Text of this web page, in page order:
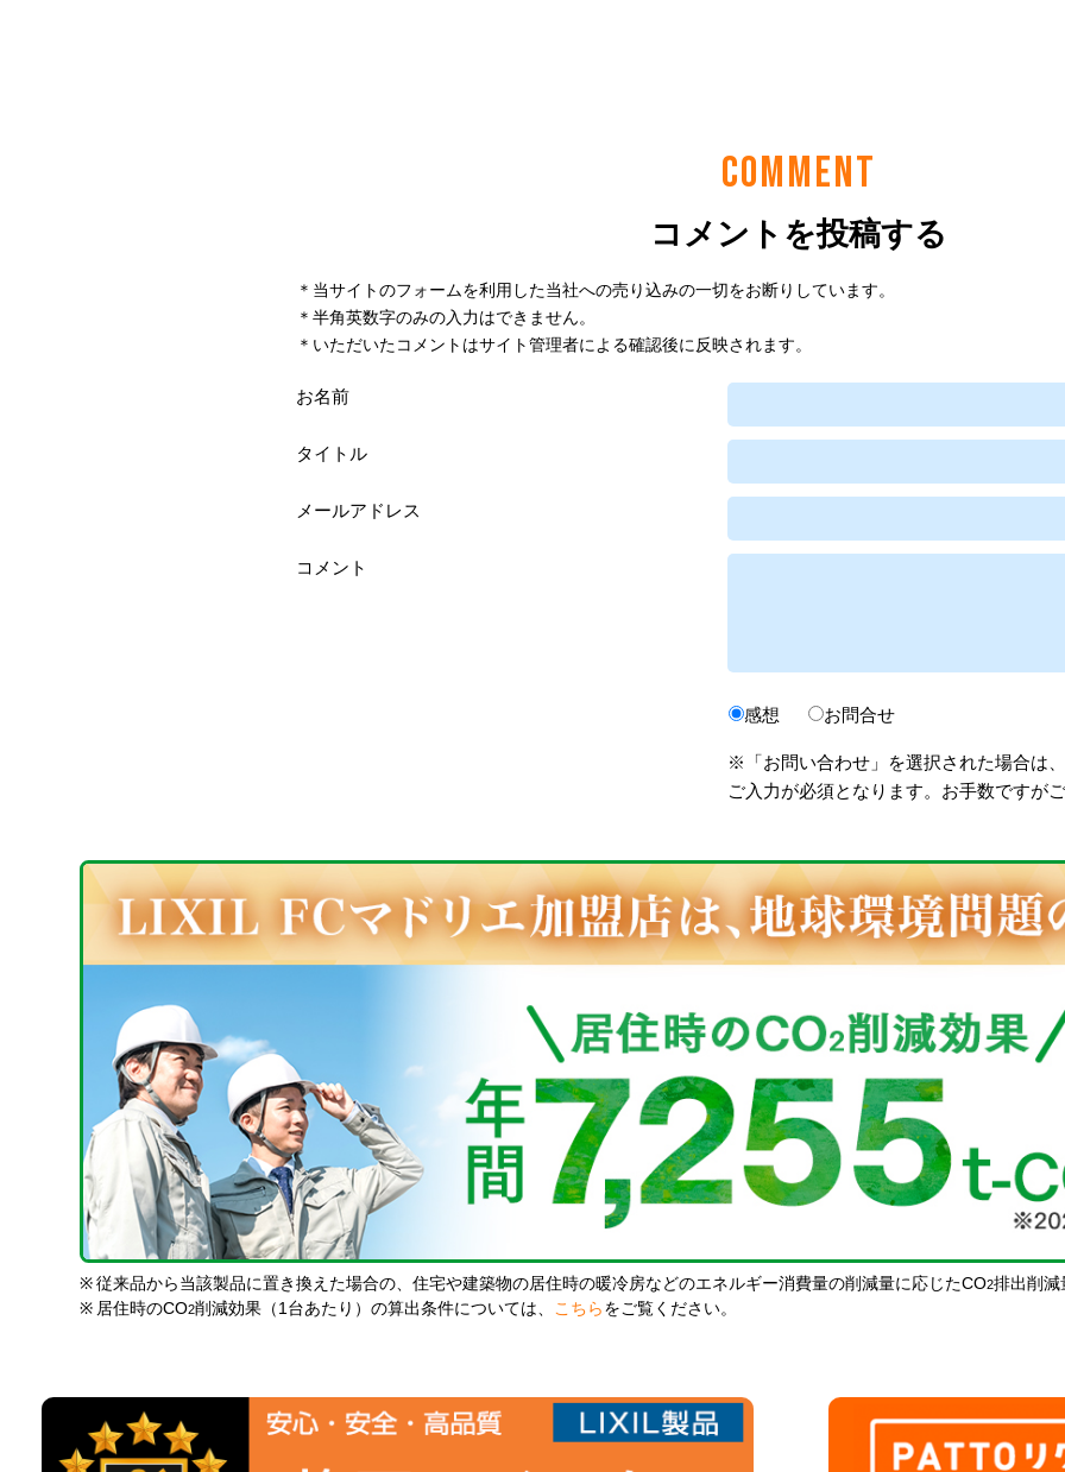
COMMENT
コメントを投稿する
＊当サイトのフォームを利用した当社への売り込みの一切をお断りしています。
＊半角英数字のみの入力はできません。
＊いただいたコメントはサイト管理者による確認後に反映されます。
お名前
タイトル
メールアドレス
コメント
感想 お問合せ
※「お問い合わせ」を選択された場合は
ご入力が必須となります。お手数ですが
※ 従来品から当該製品に置き換えた場合の、住宅や建築物の居住時の暖冷房などのエネルギー消費量の削減量に応じたCO2排出削減
※ 居住時のCO2削減効果（1台あたり）の算出条件については、 こちら をご覧ください。